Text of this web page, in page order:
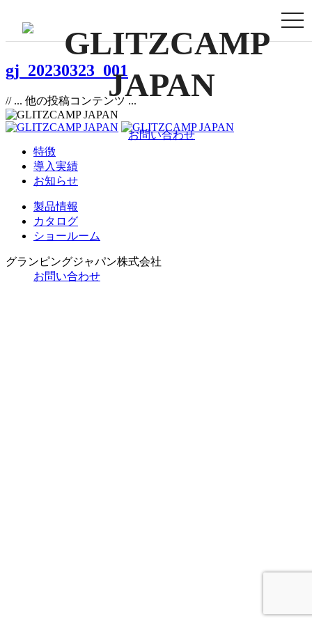
お問い合わせ
gj_20230323_001
// ... 他の投稿コンテンツ ...
特徴
導入実績
お知らせ
製品情報
カタログ
ショールーム
グランピングジャパン株式会社
お問い合わせ